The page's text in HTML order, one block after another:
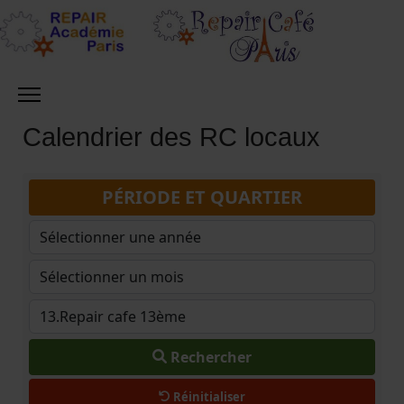
Calendrier des RC locaux
PÉRIODE ET QUARTIER
Rechercher
Réinitialiser